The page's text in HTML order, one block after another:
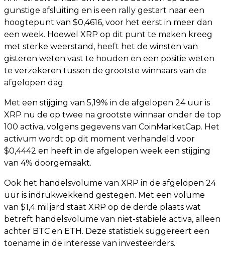
gunstige afsluiting en is een rally gestart naar een
hoogtepunt van $0,4616, voor het eerst in meer dan
een week. Hoewel XRP op dit punt te maken kreeg
met sterke weerstand, heeft het de winsten van
gisteren weten vast te houden en een positie weten
te verzekeren tussen de grootste winnaars van de
afgelopen dag.
Met een stijging van 5,19% in de afgelopen 24 uur is
XRP nu de op twee na grootste winnaar onder de top
100 activa, volgens gegevens van CoinMarketCap. Het
activum wordt op dit moment verhandeld voor
$0,4442 en heeft in de afgelopen week een stijging
van 4% doorgemaakt.
Ook het handelsvolume van XRP in de afgelopen 24
uur is indrukwekkend gestegen. Met een volume
van $1,4 miljard staat XRP op de derde plaats wat
betreft handelsvolume van niet-stabiele activa, alleen
achter BTC en ETH. Deze statistiek suggereert een
toename in de interesse van investeerders.